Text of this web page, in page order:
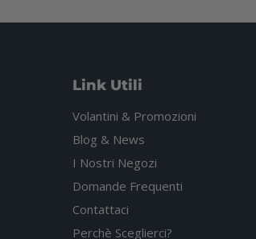
Link Utili
Volantini & Promozioni
Blog & News
I Nostri Negozi
Domande Frequenti
Contattaci
Perchè Sceglierci?